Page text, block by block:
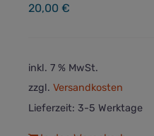
20,00 €
inkl. 7 % MwSt.
zzgl. Versandkosten
Lieferzeit: 3-5 Werktage